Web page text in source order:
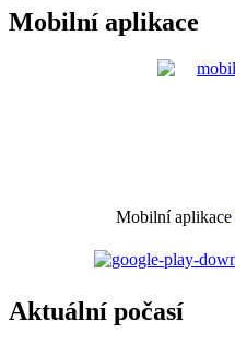
Mobilní aplikace
Mobilní aplikace
Aktuální počasí